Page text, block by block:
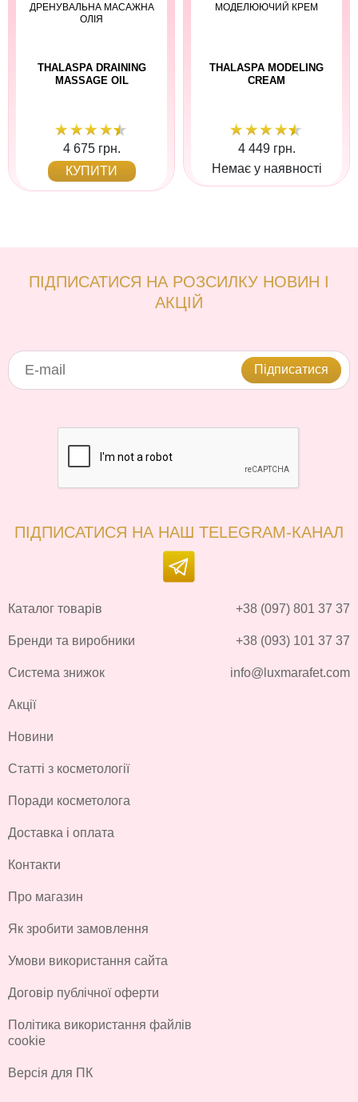
ДРЕНУВАЛЬНА МАСАЖНА
ОЛІЯ
THALASPA DRAINING
MASSAGE OIL
4 675 грн.
КУПИТИ
МОДЕЛЮЮЧИЙ КРЕМ
THALASPA MODELING
CREAM
4 449 грн.
Немає у наявності
ПІДПИСАТИСЯ НА РОЗСИЛКУ НОВИН І
АКЦІЙ
Підписатися
ПІДПИСАТИСЯ НА НАШ TELEGRAM-КАНАЛ
Каталог товарів
Бренди та виробники
Система знижок
Акції
Новини
Статті з косметології
Поради косметолога
Доставка і оплата
Контакти
Про магазин
Як зробити замовлення
Умови використання сайта
Договір публічної оферти
Політика використання файлів
cookie
Версія для ПК
+38 (097) 801 37 37
+38 (093) 101 37 37
info@luxmarafet.com